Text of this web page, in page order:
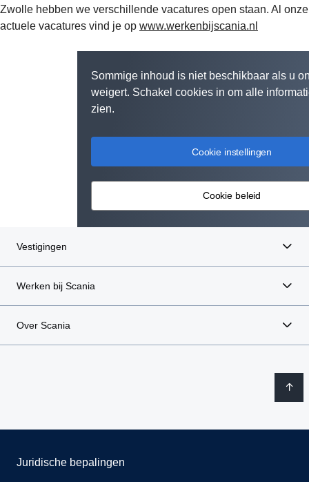
Zwolle hebben we verschillende vacatures open staan. Al onze
actuele vacatures vind je op www.werkenbijscania.nl
Sommige inhoud is niet beschikbaar als u
weigert. Schakel cookies in om alle
zien.
Cookie instellingen
Cookie beleid
Vestigingen
Werken bij Scania
Over Scania
Juridische bepalingen